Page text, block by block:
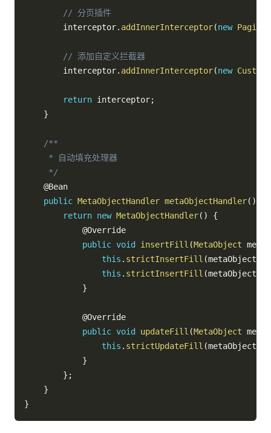
// 分页插件
        interceptor
. addInnerInterceptor(new
// 添加自定义拦截器
        interceptor
. addInnerInterceptor(new
return interceptor;
}
/**
     * 自动填充处理器
     */
@Bean
public MetaObjectHandler metaObjectHandler( )
return new MetaObjectHandler( )
{
@Override
public void insertFill (MetaObject
this . strictInsertFill (metaObject
this . strictInsertFill (metaObject
}
@Override
public void updateFill (MetaObject
this . strictUpdateFill (metaObject
}
} ;
}
}